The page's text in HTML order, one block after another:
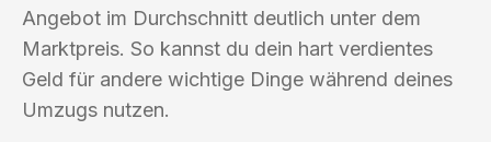
Angebot im Durchschnitt deutlich unter dem
Marktpreis. So kannst du dein hart verdientes
Geld für andere wichtige Dinge während deines
Umzugs nutzen.